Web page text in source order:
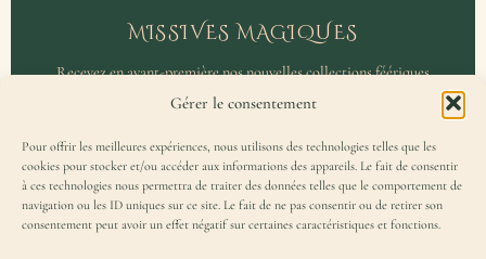
Gérer le consentement
Pour offrir les meilleures expériences, nous utilisons des technologies telles que les
cookies pour stocker et/ou accéder aux informations des appareils. Le fait de consentir
à ces technologies nous permettra de traiter des données telles que le comportement de
navigation ou les ID uniques sur ce site. Le fait de ne pas consentir ou de retirer son
consentement peut avoir un effet négatif sur certaines caractéristiques et fonctions.
MISSIVES MAGIQUES
Recevez en avant-première nos nouvelles collections féériques
et un accès privilégié aux coulisses de l'atelier.